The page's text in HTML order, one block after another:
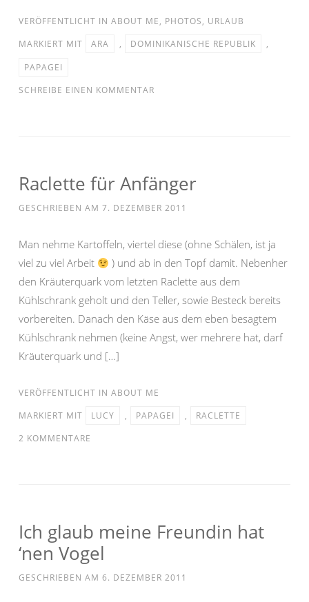
VERÖFFENTLICHT IN ABOUT ME, PHOTOS, URLAUB
MARKIERT MIT
ARA , DOMINIKANISCHE REPUBLIK
,
PAPAGEI
SCHREIBE EINEN KOMMENTAR
Raclette für Anfänger
GESCHRIEBEN AM 7. DEZEMBER 2011
Man nehme Kartoffeln, viertel diese (ohne Schälen, ist ja
viel zu viel Arbeit
) und ab in den Topf damit. Nebenher
den Kräuterquark vom letzten Raclette aus dem
Kühlschrank geholt und den Teller, sowie Besteck bereits
vorbereiten. Danach den Käse aus dem eben besagtem
Kühlschrank nehmen (keine Angst, wer mehrere hat, darf
Kräuterquark und […]
VERÖFFENTLICHT IN ABOUT ME
MARKIERT MIT
LUCY , PAPAGEI ,
RACLETTE
2 KOMMENTARE
Ich glaub meine Freundin hat
‘nen Vogel
GESCHRIEBEN AM 6. DEZEMBER 2011